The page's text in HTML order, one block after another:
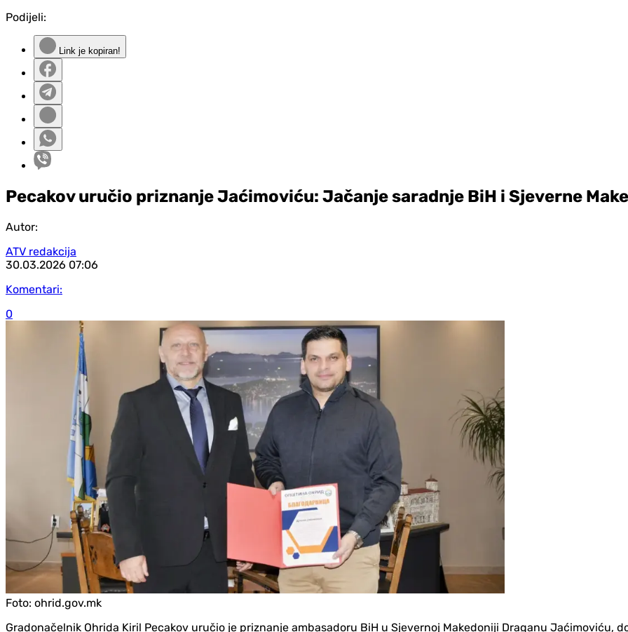
Podijeli:
Link je kopiran!
Pecakov uručio priznanje Jaćimoviću: Jačanje saradnje BiH i Sjeverne
Autor:
ATV redakcija
30.03.2026 07:06
Komentari:
0
Foto: ohrid.gov.mk
Gradonačelnik Ohrida Kiril Pecakov uručio je priznanje ambasadoru BiH u Sjevernoj Makedoniji Draganu Jaćimoviću,